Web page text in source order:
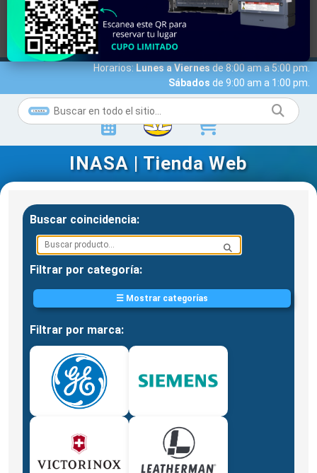
MARCAS ACCESO A CLIENTES
SERVICIOS
NOTICIAS
NOSOTROS
Horarios:Lunes a Viernesde 8:00 am a 5:00 pm.
Sábados de 9:00 am a 1:00 pm.
INASA | Tienda Web
Buscar coincidencia:
Filtrar por categoría:
☰ Mostrar categorías
Filtrar por marca: